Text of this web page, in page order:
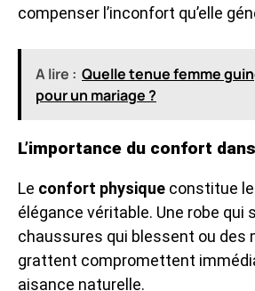
compenser l’inconfort qu’elle
A lire : Quelle tenue femme
pour un mariage ?
L’importance du confort
Le confort physique constitue
élégance véritable. Une robe qui
chaussures qui blessent ou des
grattent compromettent
aisance naturelle.